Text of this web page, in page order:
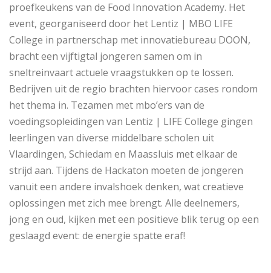
proefkeukens van de Food Innovation Academy. Het
event, georganiseerd door het Lentiz | MBO LIFE
College in partnerschap met innovatiebureau DOON,
bracht een vijftigtal jongeren samen om in
sneltreinvaart actuele vraagstukken op te lossen.
Bedrijven uit de regio brachten hiervoor cases rondom
het thema in. Tezamen met mbo’ers van de
voedingsopleidingen van Lentiz | LIFE College gingen
leerlingen van diverse middelbare scholen uit
Vlaardingen, Schiedam en Maassluis met elkaar de
strijd aan. Tijdens de Hackaton moeten de jongeren
vanuit een andere invalshoek denken, wat creatieve
oplossingen met zich mee brengt. Alle deelnemers,
jong en oud, kijken met een positieve blik terug op een
geslaagd event: de energie spatte eraf!